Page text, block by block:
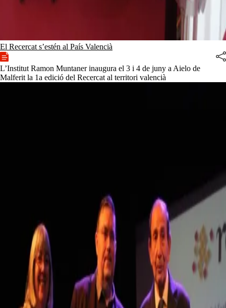
El Recercat s’estén al País Valencià
L’Institut Ramon Muntaner inaugura el 3 i 4 de juny a Aielo de
Malferit la 1a edició del Recercat al territori valencià